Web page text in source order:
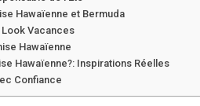
Hawaïenne et Bermuda
Vacances
Hawaïenne
Hawaïenne?: Inspirations Réelles
Confiance